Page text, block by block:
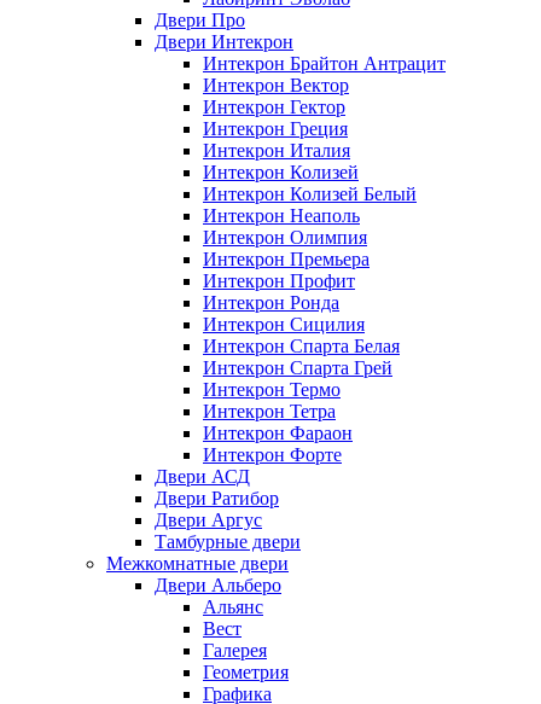
Двери Про
Двери Интекрон
Интекрон Брайтон Антрацит
Интекрон Вектор
Интекрон Гектор
Интекрон Греция
Интекрон Италия
Интекрон Колизей
Интекрон Колизей Белый
Интекрон Неаполь
Интекрон Олимпия
Интекрон Премьера
Интекрон Профит
Интекрон Ронда
Интекрон Сицилия
Интекрон Спарта Белая
Интекрон Спарта Грей
Интекрон Термо
Интекрон Тетра
Интекрон Фараон
Интекрон Форте
Двери АСД
Двери Ратибор
Двери Аргус
Тамбурные двери
Межкомнатные двери
Двери Альберо
Альянс
Вест
Галерея
Геометрия
Графика